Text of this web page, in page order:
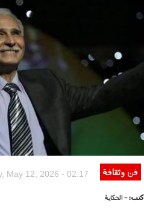
120501.jpg
فن وثقافة May 12, 2026 - 02:17
كتب:- الحكاية